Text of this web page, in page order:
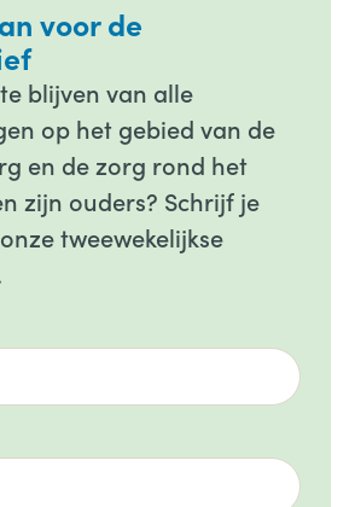
voor de
blijven van alle
op het gebied van de
en de zorg rond het
zijn ouders? Schrijf je
tweewekelijkse